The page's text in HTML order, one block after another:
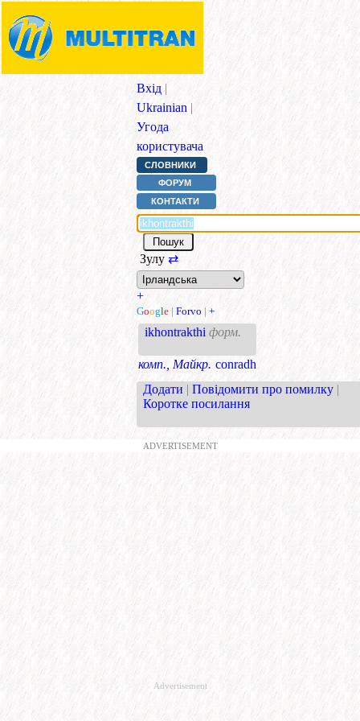
Вхід |
Ukrainian |
Угода
користувача
СЛОВНИКИ
ФОРУМ
КОНТАКТИ
Зулу ⇄
+
Google | Forvo | +
ikhontrakthi форм.
комп., Майкр. conradh
Додати | Повідомити про помилку |
Коротке посилання
ADVERTISEMENT
Advertisement